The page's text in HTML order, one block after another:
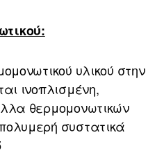
υλικού στην
ινοπλισμένη,
θερμομονωτικών
συστατικά